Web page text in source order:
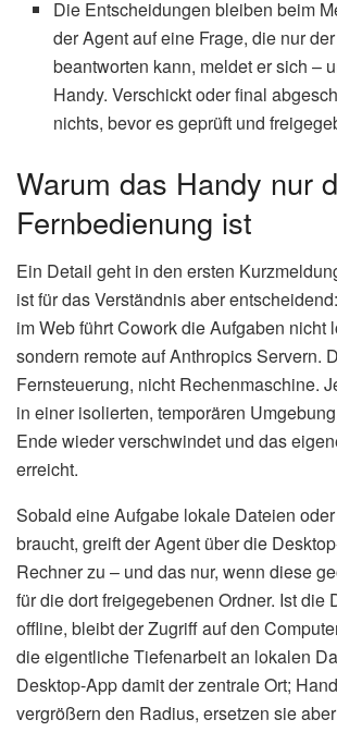
Die Entscheidungen bleiben beim
der Agent auf eine Frage, die nur
beantworten kann, meldet er sich –
Handy. Verschickt oder final
nichts, bevor es geprüft und
Warum das Handy nur
Fernbedienung ist
Ein Detail geht in den ersten
ist für das Verständnis aber
im Web führt Cowork die Aufgaben nicht
sondern remote auf Anthropics Servern.
Fernsteuerung, nicht Rechenmaschine.
in einer isolierten, temporären
Ende wieder verschwindet und das
erreicht.
Sobald eine Aufgabe lokale Dateien
braucht, greift der Agent über die
Rechner zu – und das nur, wenn diese
für die dort freigegebenen Ordner. Ist die
offline, bleibt der Zugriff auf den
die eigentliche Tiefenarbeit an lokalen
Desktop-App damit der zentrale Ort;
vergrößern den Radius, ersetzen sie